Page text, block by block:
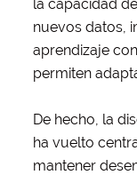
la capacidad
nuevos datos,
aprendizaje
permiten
De hecho, la
ha vuelto
mantener